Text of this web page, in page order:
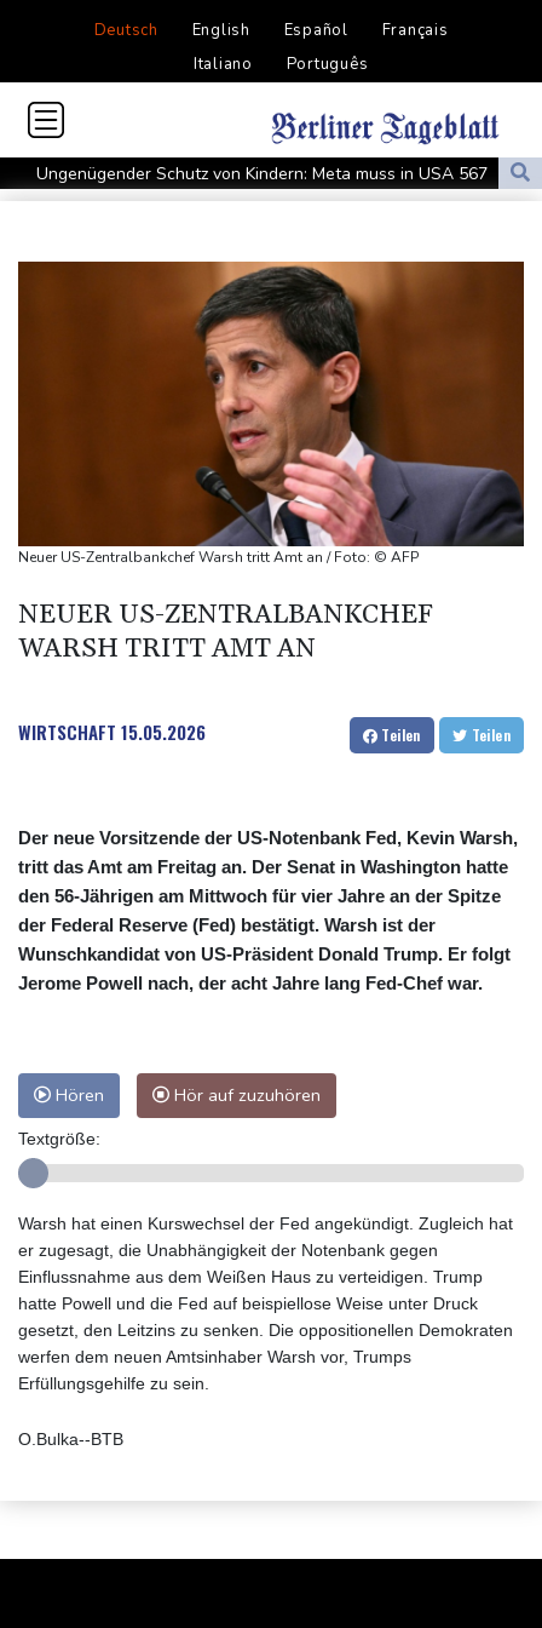
Deutsch English Español
Français
Italiano
Português
Ungenügender Schutz von Kindern: Meta muss in USA 567
Millionen Dollar zahlen
USA wollen bei Visa-Anträgen offenbar Online-Aktivitäten noch
Röwekamp: Innenministerium muss zentral für Drohnenabwehr
Trump unternimmt neuen Vorstoß im Streit um US-
Erdogan reist zu Dreier-Gipfel mit Pakistan nach Saudi-Arabien
58 Soldaten im Jemen bei Huthi-Angriffen getötet - Regierung
UEFA hält an FIFA-Boykott fest - CAF hält zu Infantino
Jemen: 38 Soldaten bei Huthi-Angriffen getötet - Regierung
Mindestens zwei Tote bei Bombenexplosion in Kleinbus nahe
Neuer US-Zentralbankchef Warsh tritt Amt an / Foto: © AFP
NEUER US-ZENTRALBANKCHEF
WARSH TRITT AMT AN
WIRTSCHAFT 15.05.2026 Teilen Teilen
Der neue Vorsitzende der US-Notenbank Fed, Kevin Warsh,
tritt das Amt am Freitag an. Der Senat in Washington hatte
den 56-Jährigen am Mittwoch für vier Jahre an der Spitze
der Federal Reserve (Fed) bestätigt. Warsh ist der
Wunschkandidat von US-Präsident Donald Trump. Er folgt
Jerome Powell nach, der acht Jahre lang Fed-Chef war.
Hören Hör auf zuzuhören
Textgröße:
Warsh hat einen Kurswechsel der Fed angekündigt. Zugleich hat
er zugesagt, die Unabhängigkeit der Notenbank gegen
Einflussnahme aus dem Weißen Haus zu verteidigen. Trump
hatte Powell und die Fed auf beispiellose Weise unter Druck
gesetzt, den Leitzins zu senken. Die oppositionellen Demokraten
werfen dem neuen Amtsinhaber Warsh vor, Trumps
Erfüllungsgehilfe zu sein.
O.Bulka--BTB